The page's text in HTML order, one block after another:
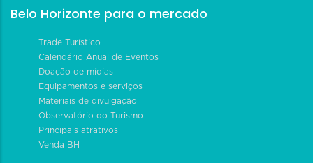
Belo Horizonte para o mercado
Trade Turístico
Calendário Anual de Eventos
Doação de mídias
Equipamentos e serviços
Materiais de divulgação
Observatório do Turismo
Principais atrativos
Venda BH